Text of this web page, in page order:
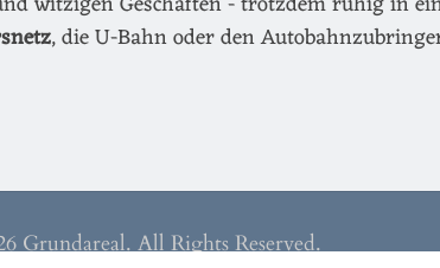
, die U-Bahn oder den
Grundareal. All Rights Reserved.